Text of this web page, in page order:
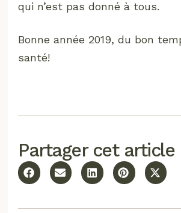
qui n’est pas donné à tous.
Bonne année 2019, du bon
santé!
Partager cet article